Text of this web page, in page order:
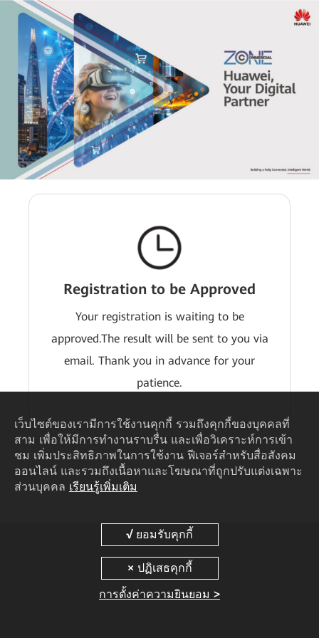
Registration to be Approved
Your registration is waiting to be
approved.The result will be sent to you via
email. Thank you in advance for your
patience.
เว็บไซต์ของเรามีการใช้งานคุกกี้ รวมถึงคุกกี้ของบุคคลที่
สาม เพื่อให้มีการทำงานราบรื่น และเพื่อวิเคราะห์การเข้า
ชม เพิ่มประสิทธิภาพในการใช้งาน ฟีเจอร์สำหรับสื่อสังคม
ออนไลน์ และรวมถึงเนื้อหาและโฆษณาที่ถูกปรับแต่งเฉพาะ
ส่วนบุคคล เรียนรู้เพิ่มเติม
การตั้งค่าความยินยอม >